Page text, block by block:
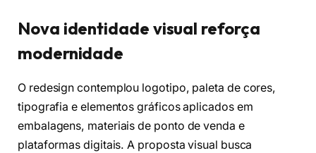
Nova identidade visual reforça
modernidade
O redesign contemplou logotipo, paleta de cores,
tipografia e elementos gráficos aplicados em
embalagens, materiais de ponto de venda e
plataformas digitais. A proposta visual busca